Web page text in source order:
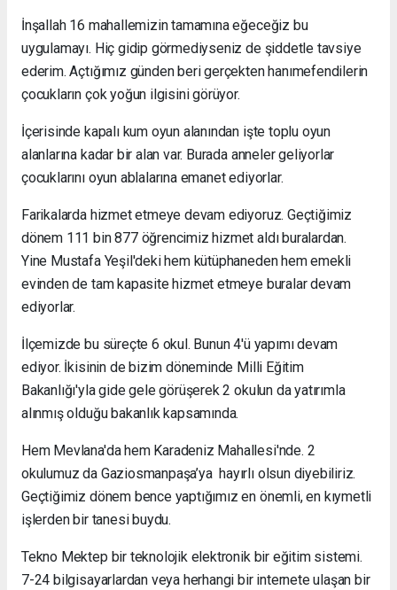
İnşallah 16 mahallemizin tamamına eğeceğiz bu
uygulamayı. Hiç gidip görmediyseniz de şiddetle tavsiye
ederim. Açtığımız günden beri gerçekten hanımefendilerin
çocukların çok yoğun ilgisini görüyor.
İçerisinde kapalı kum oyun alanından işte toplu oyun
alanlarına kadar bir alan var. Burada anneler geliyorlar
çocuklarını oyun ablalarına emanet ediyorlar.
Farikalarda hizmet etmeye devam ediyoruz. Geçtiğimiz
dönem 111 bin 877 öğrencimiz hizmet aldı buralardan.
Yine Mustafa Yeşil'deki hem kütüphaneden hem emekli
evinden de tam kapasite hizmet etmeye buralar devam
ediyorlar.
İlçemizde bu süreçte 6 okul. Bunun 4'ü yapımı devam
ediyor. İkisinin de bizim döneminde Milli Eğitim
Bakanlığı'yla gide gele görüşerek 2 okulun da yatırımla
alınmış olduğu bakanlık kapsamında.
Hem Mevlana'da hem Karadeniz Mahallesi'nde. 2
okulumuz da Gaziosmanpaşa’ya hayırlı olsun diyebiliriz.
Geçtiğimiz dönem bence yaptığımız en önemli, en kıymetli
işlerden bir tanesi buydu.
Tekno Mektep bir teknolojik elektronik bir eğitim sistemi.
7-24 bilgisayarlardan veya herhangi bir internete ulaşan bir